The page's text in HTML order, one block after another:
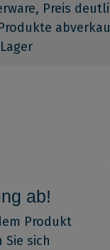
Preis
ab!
Produkt
sich